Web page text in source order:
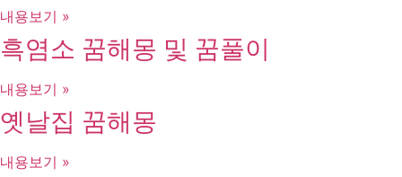
내용보기 »
흑염소 꿈해몽 및 꿈풀이
내용보기 »
옛날집 꿈해몽
내용보기 »